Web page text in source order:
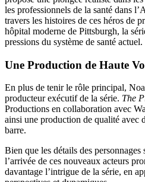
les professionnels de la santé dans
travers les histoires de ces héros de
hôpital moderne de Pittsburgh, la
pressions du système de santé actuel.
Une Production de Haute
En plus de tenir le rôle principal,
producteur exécutif de la série. The
Productions en collaboration avec
ainsi une production de qualité avec
barre.
Bien que les détails des personnages
l’arrivée de ces nouveaux acteurs
davantage l’intrigue de la série, en